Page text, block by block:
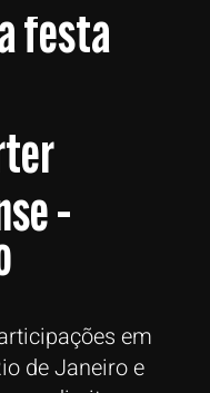
festa
–
em
de Janeiro e